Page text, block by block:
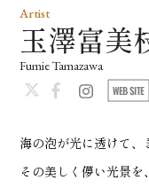
海の泡が光に透けて、
その美しく儚い光景
Artist
玉澤富美
Fumie Tamazawa